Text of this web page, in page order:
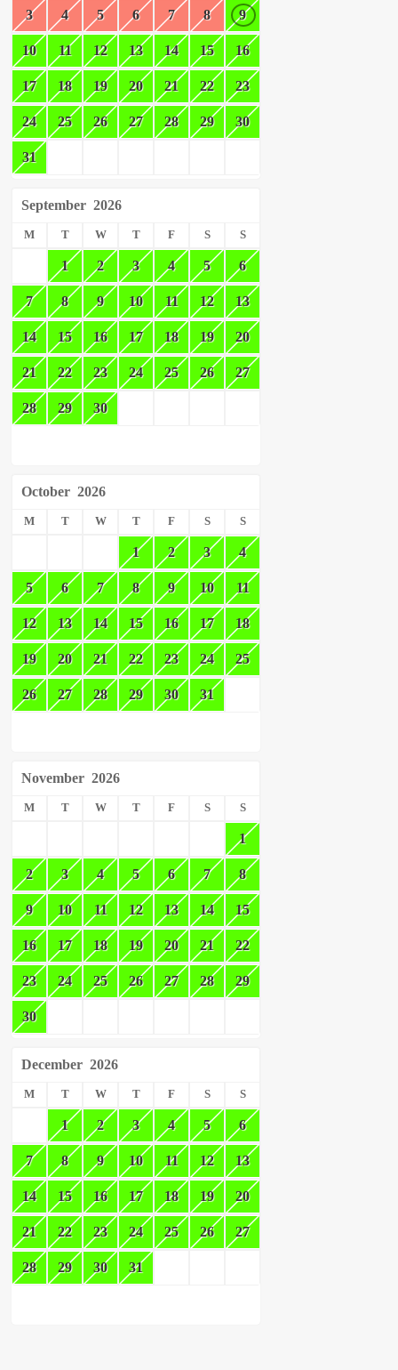
3 4 5 6 7 8 9
10 11 12 13 14 15 16
17 18 19 20 21 22 23
24 25 26 27 28 29 30
31
September 2026
M T W T F S S
1 2 3 4 5 6
7 8 9 10 11 12 13
14 15 16 17 18 19 20
21 22 23 24 25 26 27
28 29 30
October 2026
M T W T F S S
1 2 3 4
5 6 7 8 9 10 11
12 13 14 15 16 17 18
19 20 21 22 23 24 25
26 27 28 29 30 31
November 2026
M T W T F S S
1
2 3 4 5 6 7 8
9 10 11 12 13 14 15
16 17 18 19 20 21 22
23 24 25 26 27 28 29
30
December 2026
M T W T F S S
1 2 3 4 5 6
7 8 9 10 11 12 13
14 15 16 17 18 19 20
21 22 23 24 25 26 27
28 29 30 31